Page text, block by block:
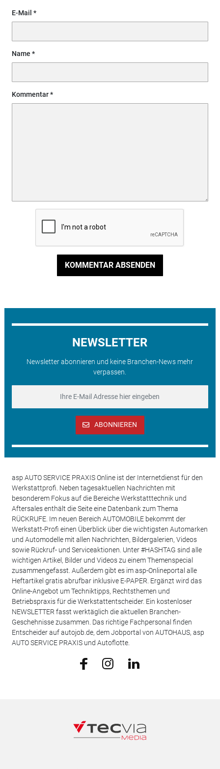
E-Mail
Name
Kommentar
KOMMENTAR ABSENDEN
NEWSLETTER
Newsletter abonnieren und keine Branchen-News mehr
verpassen.
ABONNIEREN
asp AUTO SERVICE PRAXIS Online ist der Internetdienst für den
Werkstattprofi. Neben tagesaktuellen Nachrichten mit
besonderem Fokus auf die Bereiche Werkstatttechnik und
Aftersales enthält die Seite eine Datenbank zum Thema
RÜCKRUFE. Im neuen Bereich AUTOMOBILE bekommt der
Werkstatt-Profi einen Überblick über die wichtigsten Automarken
und Automodelle mit allen Nachrichten, Bildergalerien, Videos
sowie Rückruf- und Serviceaktionen. Unter #HASHTAG sind alle
wichtigen Artikel, Bilder und Videos zu einem Themenspecial
zusammengefasst. Außerdem gibt es im asp-Onlineportal alle
Heftartikel gratis abrufbar inklusive E-PAPER. Ergänzt wird das
Online-Angebot um Techniktipps, Rechtsthemen und
Betriebspraxis für die Werkstattentscheider. Ein kostenloser
NEWSLETTER fasst werktäglich die aktuellen Branchen-
Geschehnisse zusammen. Das richtige Fachpersonal finden
Entscheider auf autojob.de, dem Jobportal von AUTOHAUS, asp
AUTO SERVICE PRAXIS und Autoflotte.